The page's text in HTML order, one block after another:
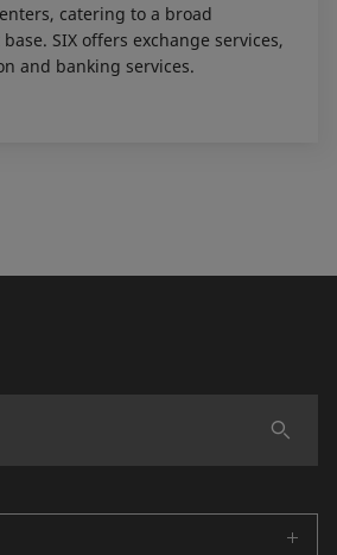
catering to a broad
SIX offers exchange services,
and banking services.